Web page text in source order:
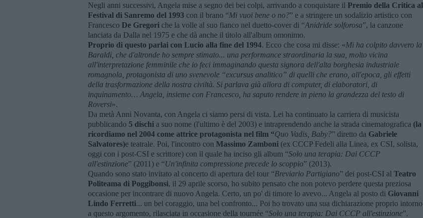
Negli anni successivi, Angela mise a segno dei bei colpi, arrivando a conquistare il Premio della Critica al
Festival di Sanremo del 1993 con il brano “Mi vuoi bene o no?” e a stringere un sodalizio artistico con
Francesco De Gregori che la volle al suo fianco nel duetto-cover di “Anidride solforosa”, la canzone
lanciata da Dalla nel 1975 e che dà anche il titolo all'album omonimo.
Proprio di questo parlai con Lucio alla fine del 1994. Ecco che cosa mi disse: «Mi ha colpito davvero la
Baraldi, che d'altronde ho sempre stimato... una performance straordinaria la sua, molto vicina
all'interpretazione femminile che io feci immaginando questa signora dell'alta borghesia industriale
romagnola, protagonista di uno svenevole “excursus analitico” di quelli che erano, all'epoca, gli effetti
della trasformazione della nostra civiltà. Si parlava già allora di computer, di elaboratori, di
inquinamento… Angela, insieme con Francesco, ha saputo rendere in pieno la grandezza del testo di
Roversi».
Da metà Anni Novanta, con Angela ci siamo persi di vista. Lei ha continuato la carriera di musicista
pubblicando 5 dischi a suo nome (l'ultimo è del 2003) e intraprendendo anche la strada cinematografica (la
ricordiamo nel 2004 come attrice protagonista nel film “Quo Vadis, Baby?” diretto da Gabriele
Salvatores)e teatrale. Poi, l'incontro con Massimo Zamboni (ex CCCP Fedeli alla Linea, ex CSI, solista,
oggi con i post-CSI e scrittore) con il quale ha inciso gli album “Solo una terapia: Dai CCCP
all'estinzione” (2011) e “Un'infinita compressione precede lo scoppio” (2013).
Quando sono stato invitato al concerto di apertura del tour “Breviario Partigiano” dei post-CSI al Teatro
Politeama di Poggibonsi, il 29 aprile scorso, ho subito pensato che non potevo perdere questa preziosa
occasione per incontrare di nuovo Angela. Certo, un po' di timore lo avevo... Angela al posto di Giovanni
Lindo Ferretti... un bel coraggio, una bel confronto... Poi ho trovato una sua dichiarazione proprio intorno
a questo argomento, rilasciata in occasione della tournée “Solo una terapia: Dai CCCP all'estinzione”.